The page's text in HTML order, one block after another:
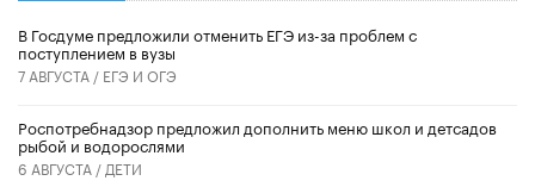
В Госдуме предложили отменить ЕГЭ из-за проблем с
поступлением в вузы
7 АВГУСТА / ЕГЭ И ОГЭ
Роспотребнадзор предложил дополнить меню школ и детсадов
рыбой и водорослями
6 АВГУСТА / ДЕТИ